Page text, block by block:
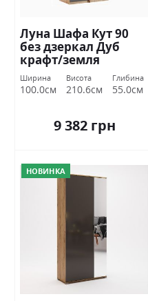
Луна Шафа Кут 90
без дзеркал Дуб
крафт/земля
Міромарк
Ширина
100.0см
Висота
210.6см
Глибина
55.0см
9 382 грн
НОВИНКА